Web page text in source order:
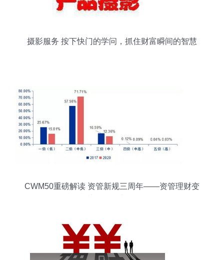
摄影服务 按下快门的学问，抓住财富瞬间的智慧
CWM50重磅解读 资管新规三周年——资管理财变